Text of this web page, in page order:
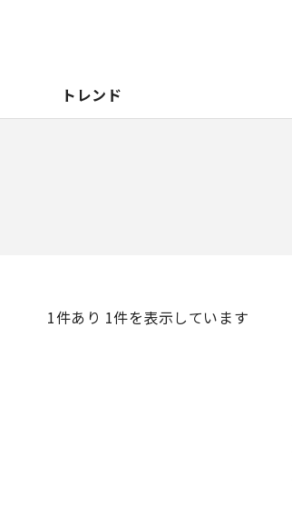
トレンド
1件あり 1件を表示しています